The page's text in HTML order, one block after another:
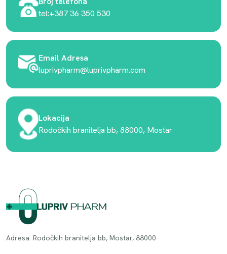
tel:+387 36 350 530
Email Adresa
luprivpharm@luprivpharm.com
Lokacija
Rodočkih branitelja bb, 88000, Mostar
Adresa. Rodočkih branitelja bb, Mostar, 88000